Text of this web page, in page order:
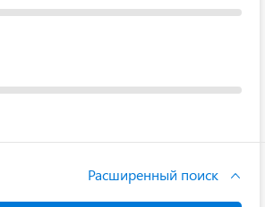
Расширенный поиск